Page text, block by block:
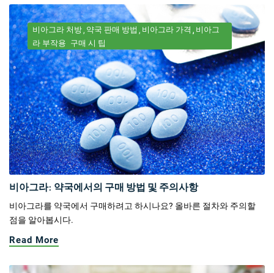
비아그라 처방 약국 판매 방법 비아그라 가격
비아그
라 부작용 구매 시 팁
비아그라: 약국에서의 구매 방법 및 주의사항
비아그라를 약국에서 구매하려고 하시나요? 올바른 절차와 주의할
점을 알아봅시다.
Read More